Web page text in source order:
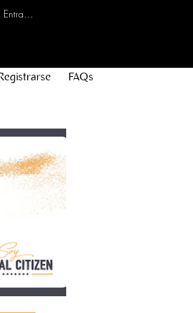
Entrar - Registro
Registrarse FAQs